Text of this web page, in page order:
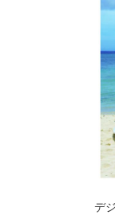
デ